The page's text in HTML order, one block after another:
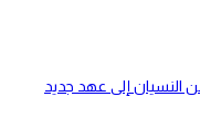
النسيان إلى عهد جديد